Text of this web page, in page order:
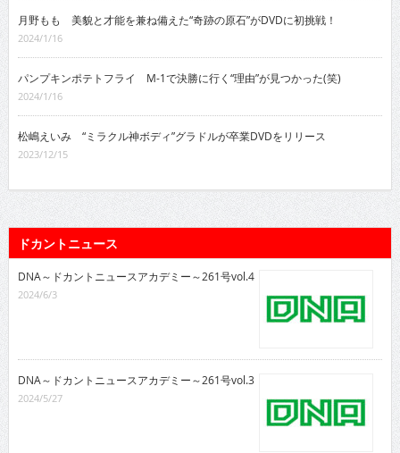
月野もも 美貌と才能を兼ね備えた“奇跡の原石”がDVDに初挑戦！
2024/1/16
パンプキンポテトフライ M-1で決勝に行く“理由”が見つかった(笑)
2024/1/16
松嶋えいみ “ミラクル神ボディ”グラドルが卒業DVDをリリース
2023/12/15
ドカントニュース
DNA～ドカントニュースアカデミー～261号vol.4
2024/6/3
DNA～ドカントニュースアカデミー～261号vol.3
2024/5/27